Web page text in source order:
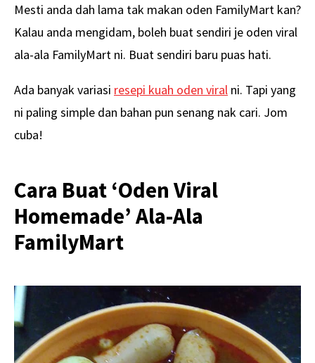
Mesti anda dah lama tak makan oden FamilyMart kan?
Kalau anda mengidam, boleh buat sendiri je oden viral
ala-ala FamilyMart ni. Buat sendiri baru puas hati.
Ada banyak variasi resepi kuah oden viral ni. Tapi yang
ni paling simple dan bahan pun senang nak cari. Jom
cuba!
Cara Buat ‘Oden Viral
Homemade’ Ala-Ala
FamilyMart